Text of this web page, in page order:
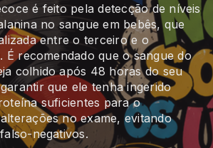
é feito pela detecção de níveis
no sangue em bebês, que
entre o terceiro e o
É recomendado que o sangue do
colhido após 48 horas do seu
que ele tenha ingerido
suficientes para o
no exame, evitando
negativos.